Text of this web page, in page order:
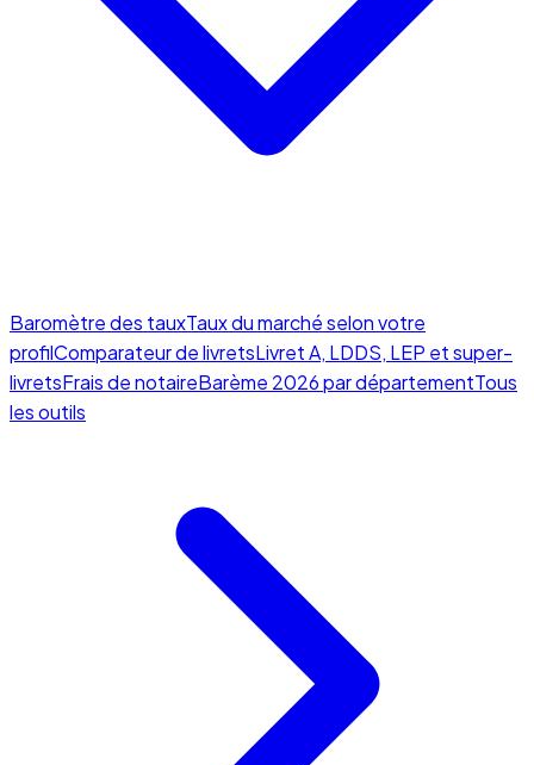
Baromètre des tauxTaux du marché selon votre
profilComparateur de livretsLivret A, LDDS, LEP et super-
livretsFrais de notaireBarème 2026 par départementTous
les outils